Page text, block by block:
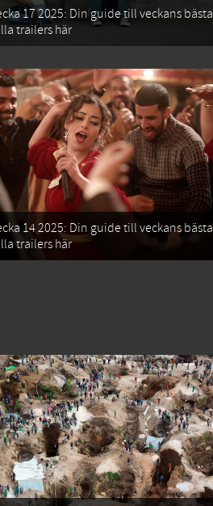
17 2025: Din guide till veckans bästa
trailers här
14 2025: Din guide till veckans bästa
trailers här